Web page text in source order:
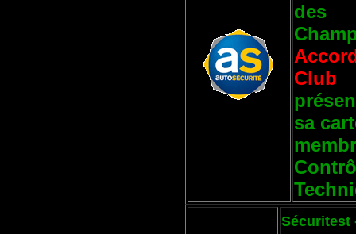
des
Club
sa
Sécuritest